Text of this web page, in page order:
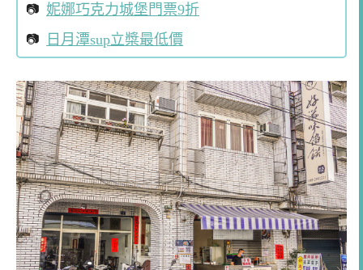
妮娜巧克力城堡門票9折
日月潭sup立槳最低價